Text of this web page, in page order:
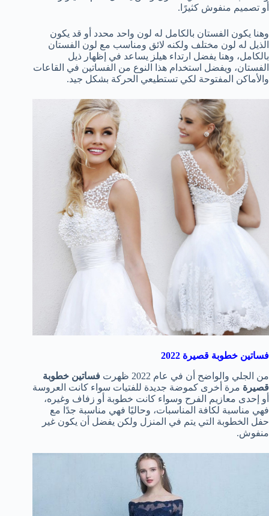
أو تصميم منفوش كثيرًا.
وهنا يكون الفستان بالكامل له لون واحد محدد أو قد يكون
الذيل له لون مختلف ولكنه لائق ومناسب مع لون الفستان
بالكامل، وهنا يفضل ارتداء هيلز يساعد في إظهار ذيل
الفستان، ويفضل استخدام هذا النوع من الفساتين في القاعات
والأماكن المفتوحة لكي تستطيعي الحركة بشكل جيد.
فساتين خطوبة قصيرة 2022
من الجلي والواضح أن في عام 2022 ظهرت
فساتين خطوبة
قصيرة مرة أخرى كموضة جديدة للفتيات سواء كانت العروسة
أو إحدى معازيم الفرح وسواء كانت خطوبة أو زفاف وغيره،
فهي مناسبة لكافة المناسبات، وحاليًا فهي مناسبة جدًا مع
حفل الخطوبة التي يتم في المنزل ولكن يفضل أن يكون غير
منفوش.